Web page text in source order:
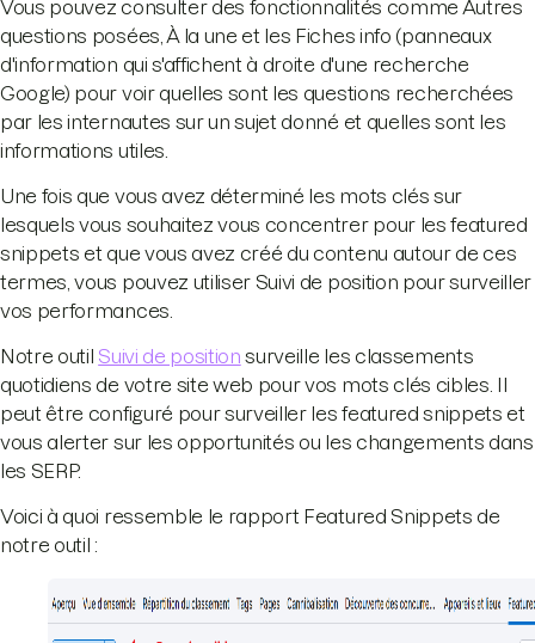
Vous pouvez consulter des fonctionnalités comme Autres
questions posées, À la une et les Fiches info (panneaux
d'information qui s'affichent à droite d'une recherche
Google) pour voir quelles sont les questions recherchées
par les internautes sur un sujet donné et quelles sont les
informations utiles.
Une fois que vous avez déterminé les mots clés sur
lesquels vous souhaitez vous concentrer pour les featured
snippets et que vous avez créé du contenu autour de ces
termes, vous pouvez utiliser Suivi de position pour surveiller
vos performances.
Notre outil Suivi de position surveille les classements
quotidiens de votre site web pour vos mots clés cibles. Il
peut être configuré pour surveiller les featured snippets et
vous alerter sur les opportunités ou les changements dans
les SERP.
Voici à quoi ressemble le rapport Featured Snippets de
notre outil :